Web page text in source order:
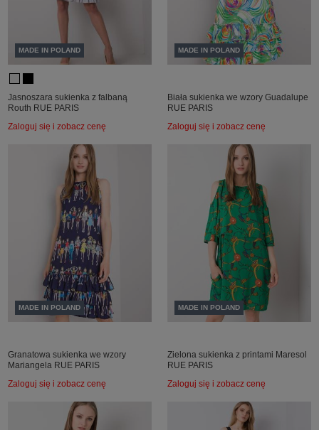
MADE IN POLAND
Jasnoszara sukienka z falbaną
Routh RUE PARIS
Zaloguj się i zobacz cenę
MADE IN POLAND
Biała sukienka we wzory Guadalupe
RUE PARIS
Zaloguj się i zobacz cenę
MADE IN POLAND
Granatowa sukienka we wzory
Mariangela RUE PARIS
Zaloguj się i zobacz cenę
MADE IN POLAND
Zielona sukienka z printami Maresol
RUE PARIS
Zaloguj się i zobacz cenę